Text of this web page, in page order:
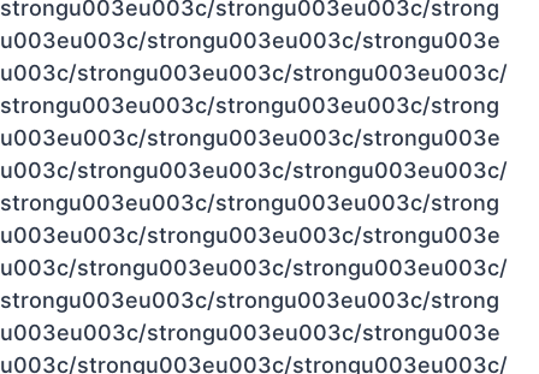
strongu003eu003c/strongu003eu003c/strong
u003eu003c/strongu003eu003c/strongu003e
u003c/strongu003eu003c/strongu003eu003c/
strongu003eu003c/strongu003eu003c/strong
u003eu003c/strongu003eu003c/strongu003e
u003c/strongu003eu003c/strongu003eu003c/
strongu003eu003c/strongu003eu003c/strong
u003eu003c/strongu003eu003c/strongu003e
u003c/strongu003eu003c/strongu003eu003c/
strongu003eu003c/strongu003eu003c/strong
u003eu003c/strongu003eu003c/strongu003e
u003c/strongu003eu003c/strongu003eu003c/